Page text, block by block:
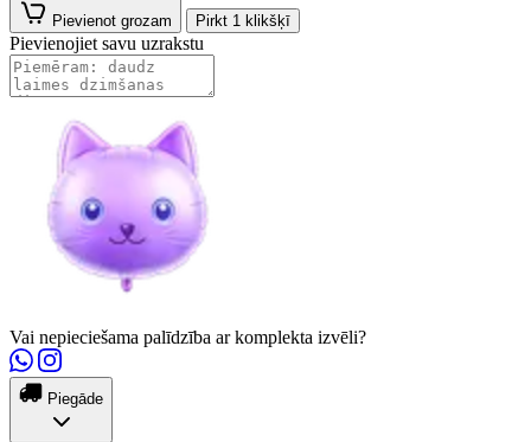
Pievienot grozam Pirkt 1 klikšķī
Pievienojiet savu uzrakstu
Vai nepieciešama palīdzība ar komplekta izvēli?
Piegāde